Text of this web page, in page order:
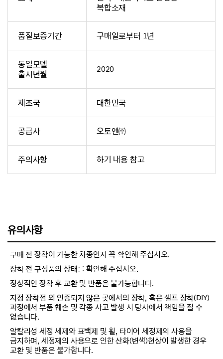
복합소재
품질보증기간 구매일로부터 1년
동일모델
출시년월
2020
제조국 대한민국
공급사 오토앤㈜
주의사항 하기 내용 참고
유의사항
구매 전 장착이 가능한 차종인지 꼭 확인해 주십시오.
장착 전 구성품의 상태를 확인해 주십시오.
정상적인 장착 후 교환 및 반품은 불가능합니다.
지정 장착점 외 인증되지 않은 곳에서의 장착, 혹은 셀프 장착(DIY)
과정에서 부품 훼손 및 각종 사고 발생 시 당사에서 책임을 질 수
없습니다.
알칼리성 세정 세제와 표백제 및 휠, 타이어 세정제의 사용을
금지하며, 세정제의 사용으로 인한 산화(변색)현상이 발생한 경우
교환 및 반품은 불가합니다.